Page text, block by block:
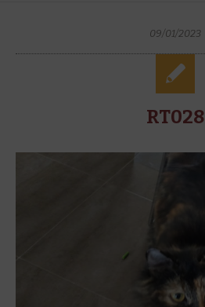
09/01/2023
RT028